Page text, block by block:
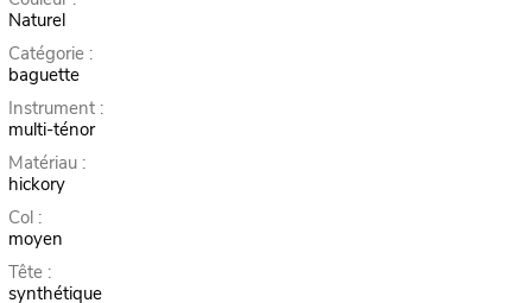
Naturel
Catégorie :
baguette
Instrument :
multi-ténor
Matériau :
hickory
Col :
moyen
Tête :
synthétique